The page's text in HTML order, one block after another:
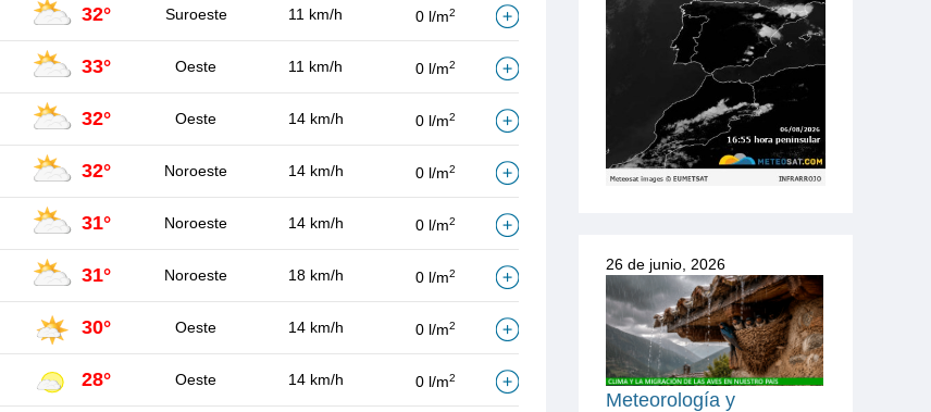
32° Suroeste 11 km/h 0 l/m2
33° Oeste 11 km/h 0 l/m2
32° Oeste 14 km/h 0 l/m2
32° Noroeste 14 km/h 0 l/m2
31° Noroeste 14 km/h 0 l/m2
31° Noroeste 18 km/h 0 l/m2
30° Oeste 14 km/h 0 l/m2
28° Oeste 14 km/h 0 l/m2
26 de junio, 2026
Meteorología y